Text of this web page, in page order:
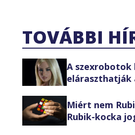
TOVÁBBI
A szexrobotok
eláraszthatják
Miért nem
Rubik-kocka